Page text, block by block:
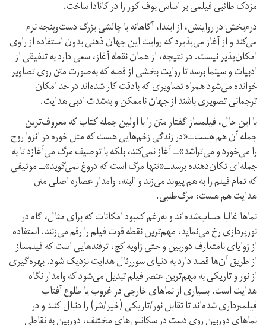
مزدک طائبی فیلمی بر اساس بوف کور را در کانادا ساخت.
درم‌بخش در روایتش، از ابتدا، آگاهانه با چالشی بزرگ دست‌و‌پنجه نرم
می‌کند و از آغاز می‌پذیرد که روایت این جهان ذهنی بدون استفاده از راوی
امکان‌پذیر نیست. در نتیجه، از همان نقطه آغاز، سعی دارد به تلفیقی از
ادبیات و سینما برسد تا روایت بخشی از قصه که به‌صورت متن روی تصاویر
خوانده می‌شود همراه تصاویری که با‌دقت کار شده‌اند در حد امکان
ترجمانی تصویری باشند از جهان ناممکن و به‌شدت ادبی هدایت.
با این حال، فیلمساز گفتار متن را با اولین جمله کتاب که معروف‌ترین
جمله آن هم هست‌ــ«در زندگی زخم‌هایی هست که مثل خوره در انزوا روح
را می‌خورد و می‌تراشد»‌ــ آغاز نمی‌کند، بلکه با توصیف مرگ می‌آغازد تا به
جمله‌ای تکان‌دهنده برسد‌ــ«تنها مرگ است که دروغ نمی‌گوید»‌ــ موتیفی
که تمام فیلم را به هم پیوند می‌زند و البته، وامدار عصاره اصلی متن
هدایت هم هست: مرگ‌طلبی.
نماها غالبا حساب‌شده‌اند و به‌رغم کمبود امکانات که برای مثال، گاه در
نورپردازی رخ می‌نماید، مهم‌ترین نقطه قوت فیلم را رقم می‌زنند. استفاده
از زوایای نامتعارف دوربین و حتی زاویه کج، ترفندهایی است که فیلمساز
از طریق آن‌ها قصد دارد به دنیای سوررئال هدایت نزدیک شود. بهره‌گیری
از نور و تاریکی به مهم‌ترین عنصر فیلم تبدیل می‌شود که وامدار نگاه
هدایت است. بسیاری از نماهای خارجی در غروب یا طلوع آفتاب
فیلمبرداری شده‌اند تا تقابل نور/تاریکی (خیر/شر) را دنبال کنند و در